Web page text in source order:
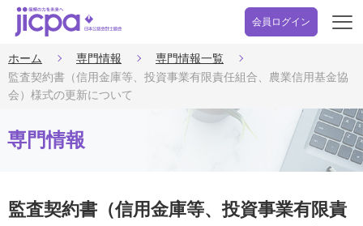
会員ログイン
開
ホーム 専門情報
専門情報一覧
監査契約書（信用金庫等、投資事業有限責任組合、農業信用基金協
会）様式の更新について
専門情報
監査契約書（信用金庫等、投資事業有限責